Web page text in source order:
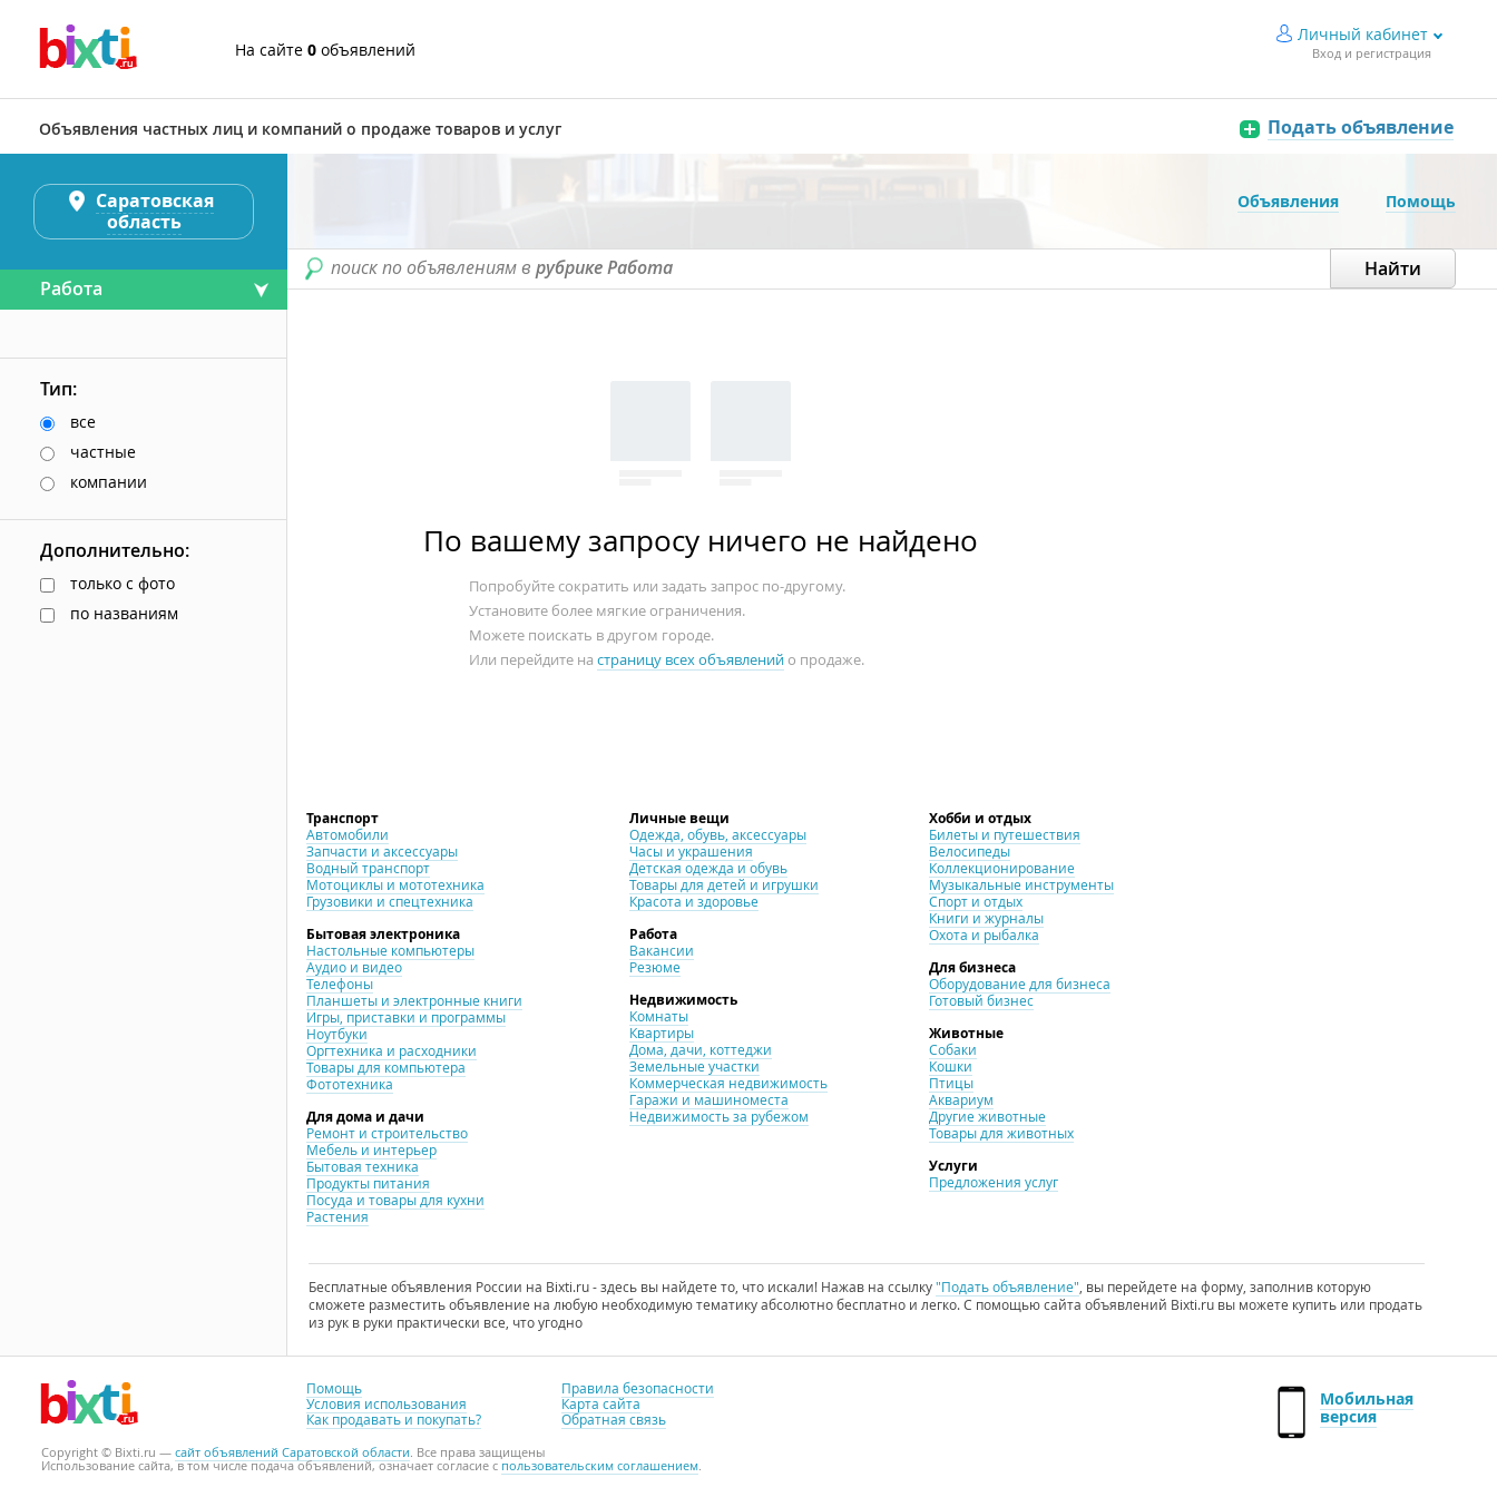
На сайте 0 объявлений
Личный кабинет
Вход и регистрация
Объявления частных лиц и компаний о продаже товаров и услуг Подать объявление
Объявления Помощь
поиск по объявлениям в рубрике Работа
По вашему запросу ничего не найдено
Попробуйте сократить или задать запрос по-другому.
Установите более мягкие ограничения.
Можете поискать в другом городе.
Или перейдите на страницу всех объявленийо продаже.
Транспорт
Автомобили
Запчасти и аксессуары
Водный транспорт
Мотоциклы и мототехника
Грузовики и спецтехника
Бытовая электроника
Настольные компьютеры
Аудио и видео
Телефоны
Планшеты и электронные книги
Игры, приставки и программы
Ноутбуки
Оргтехника и расходники
Товары для компьютера
Фототехника
Для дома и дачи
Ремонт и строительство
Мебель и интерьер
Бытовая техника
Продукты питания
Посуда и товары для кухни
Растения
Личные вещи
Одежда, обувь, аксессуары
Часы и украшения
Детская одежда и обувь
Товары для детей и игрушки
Красота и здоровье
Работа
Вакансии
Резюме
Недвижимость
Комнаты
Квартиры
Дома, дачи, коттеджи
Земельные участки
Коммерческая недвижимость
Гаражи и машиноместа
Недвижимость за рубежом
Хобби и отдых
Билеты и путешествия
Велосипеды
Коллекционирование
Музыкальные инструменты
Спорт и отдых
Книги и журналы
Охота и рыбалка
Для бизнеса
Оборудование для бизнеса
Готовый бизнес
Животные
Собаки
Кошки
Птицы
Аквариум
Другие животные
Товары для животных
Услуги
Предложения услуг
Бесплатные объявления России на Bixti.ru - здесь вы найдете то, что искали! Нажав на ссылку"Подать объявление", вы перейдете на форму, заполнив которую
сможете разместить объявление на любую необходимую тематику абсолютно бесплатно и легко. С помощью сайта объявлений Bixti.ru вы можете купить или продать
из рук в руки практически все, что угодно
Саратовская
область
Работа
Тип:
все
частные
компании
Дополнительно:
только с фото
по названиям
Помощь
Условия использования
Как продавать и покупать?
Правила безопасности
Карта сайта
Обратная связь
Мобильная
версия
Copyright © Bixti.ru — сайт объявлений Саратовской области. Все права защищены
Использование сайта, в том числе подача объявлений, означает согласие с пользовательским соглашением.